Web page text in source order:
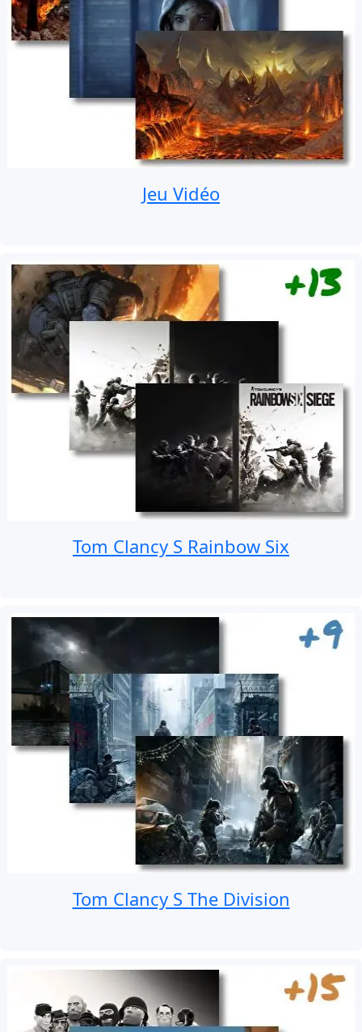
Jeu Vidéo
Tom Clancy S Rainbow Six
Tom Clancy S The Division